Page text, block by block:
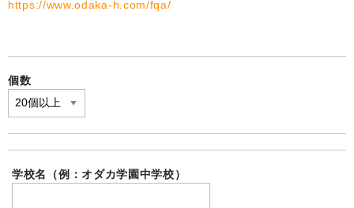
よくある質問
https://www.odaka-h.com/fqa/
個数
学校名（例：オダカ学園中学校）